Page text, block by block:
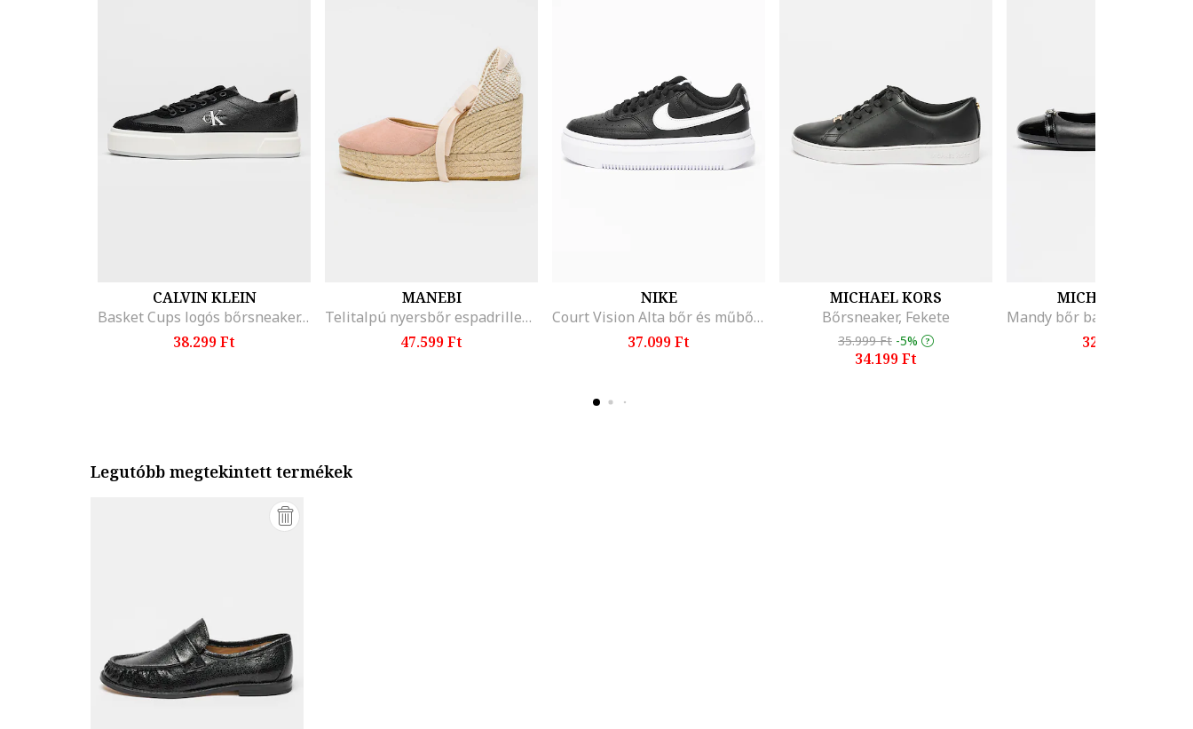
CALVIN KLEIN
Basket Cups logós bőrsneaker, Koptatott fekete
38.299 Ft
MANEBI
Telitalpú nyersbőr espadrilles, Bézs/Rózsaszín
47.599 Ft
NIKE
Court Vision Alta bőr és műbőr flatform sneaker, Fehér/Fekete
37.099 Ft
MICHAEL KORS
Bőrsneaker, Fekete
35.999 Ft -5%
34.199 Ft
MICHAEL KORS
32.299 Ft
Legutóbb megtekintett termékek